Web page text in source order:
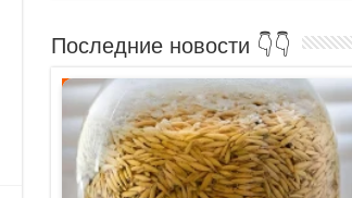
Последние новости 👇👇